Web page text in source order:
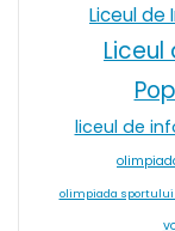
Liceul de
liceul de
olimpiada sportului